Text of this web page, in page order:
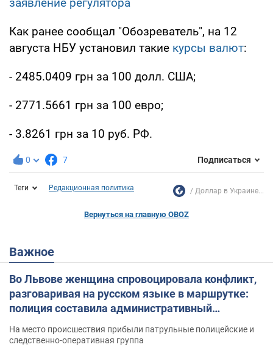
Как ранее сообщал "Обозреватель", на 12
августа НБУ установил такие курсы валют:
- 2485.0409 грн за 100 долл. США;
- 2771.5661 грн за 100 евро;
- 3.8261 грн за 10 руб. РФ.
0 7 Подписаться
Теги Редакционная политика Доллар в Украине...
Вернуться на главную OBOZ
Важное
Во Львове женщина спровоцировала конфликт,
разговаривая на русском языке в маршрутке:
полиция составила административный
На место происшествия прибыли патрульные полицейские и
следственно-оперативная группа